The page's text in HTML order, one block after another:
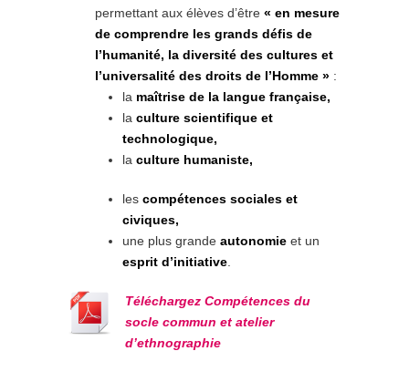
permettant aux élèves d’être « en mesure
de comprendre les grands défis de
l’humanité, la diversité des cultures et
l’universalité des droits de l’Homme » :
la maîtrise de la langue française,
la culture scientifique et
technologique,
la culture humaniste,
les compétences sociales et
civiques,
une plus grande autonomie et un
esprit d’initiative
Téléchargez Compétences du
socle commun et atelier
d’ethnographie